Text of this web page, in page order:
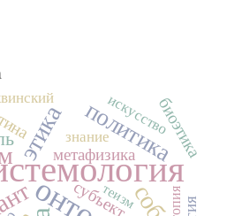
этика политика
субъект
метафизика биоэтика
искусство
знание
теизм утопия